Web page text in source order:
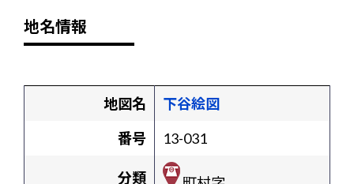
地名情報
地図名
下谷絵図
番号
13-031
分類